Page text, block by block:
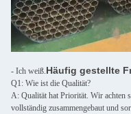
- Ich weiß. Häufig gestellte
Q1: Wie ist die Qualität?
A: Qualität hat Priorität. Wir achten
vollständig zusammengebaut und